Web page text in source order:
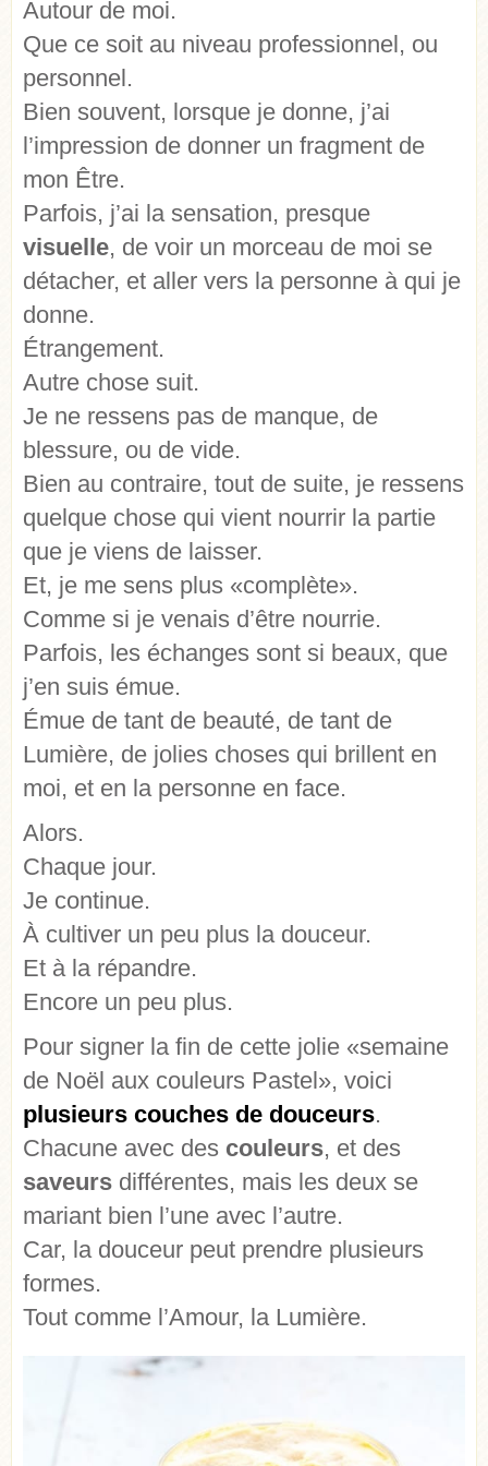
Autour de moi.
Que ce soit au niveau professionnel, ou
personnel.
Bien souvent, lorsque je donne, j’ai
l’impression de donner un fragment de
mon Être.
Parfois, j’ai la sensation, presque
visuelle, de voir un morceau de moi se
détacher, et aller vers la personne à qui je
donne.
Étrangement.
Autre chose suit.
Je ne ressens pas de manque, de
blessure, ou de vide.
Bien au contraire, tout de suite, je ressens
quelque chose qui vient nourrir la partie
que je viens de laisser.
Et, je me sens plus «complète».
Comme si je venais d’être nourrie.
Parfois, les échanges sont si beaux, que
j’en suis émue.
Émue de tant de beauté, de tant de
Lumière, de jolies choses qui brillent en
moi, et en la personne en face.
Alors.
Chaque jour.
Je continue.
À cultiver un peu plus la douceur.
Et à la répandre.
Encore un peu plus.
Pour signer la fin de cette jolie «semaine
de Noël aux couleurs Pastel», voici
plusieurs couches de douceurs.
Chacune avec des couleurs, et des
saveurs différentes, mais les deux se
mariant bien l’une avec l’autre.
Car, la douceur peut prendre plusieurs
formes.
Tout comme l’Amour, la Lumière.